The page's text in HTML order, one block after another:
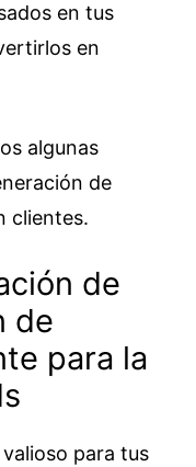
en tus
en
algunas
de
clientes.
de
de
para la
para tus